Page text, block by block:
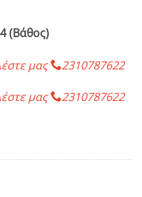
(Βάθος)
μας 2310787622
μας 2310787622